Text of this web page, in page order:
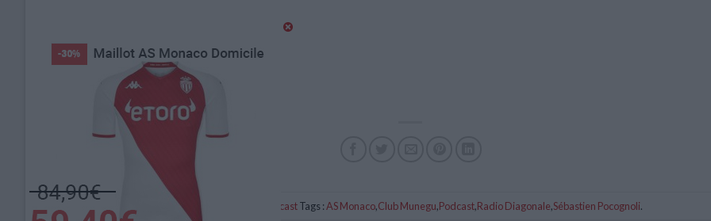
Catégorie : PodcastTags :AS Monaco,Club Munegu,Podcast,Radio Diagonale,Sébastien Pocognoli.